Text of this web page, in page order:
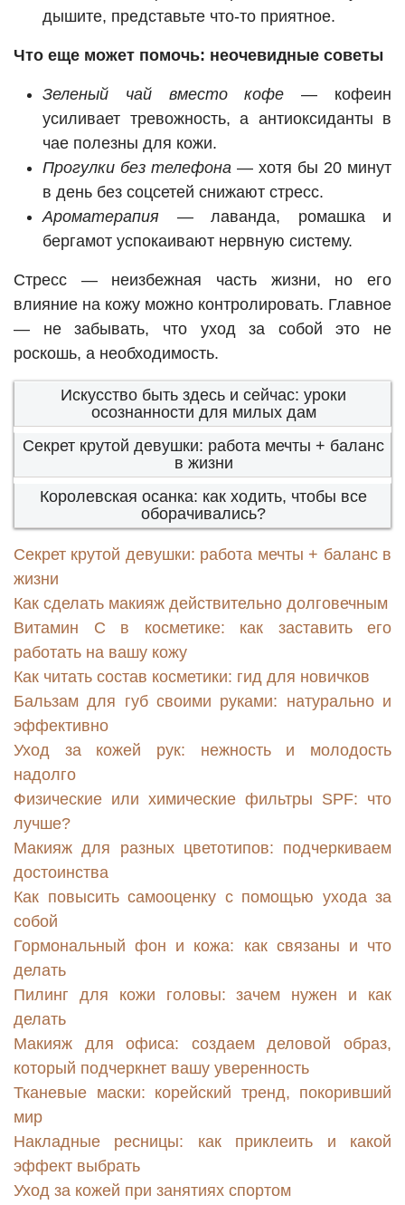
дышите, представьте что-то приятное.
Что еще может помочь: неочевидные советы
Зеленый чай вместо кофе — кофеин
усиливает тревожность, а антиоксиданты в
чае полезны для кожи.
Прогулки без телефона — хотя бы 20 минут
в день без соцсетей снижают стресс.
Ароматерапия — лаванда, ромашка и
бергамот успокаивают нервную систему.
Стресс — неизбежная часть жизни, но его
влияние на кожу можно контролировать. Главное
— не забывать, что уход за собой это не
роскошь, а необходимость.
Искусство быть здесь и сейчас: уроки
осознанности для милых дам
Секрет крутой девушки: работа мечты + баланс
в жизни
Королевская осанка: как ходить, чтобы все
оборачивались?
Секрет крутой девушки: работа мечты + баланс в
жизни
Как сделать макияж действительно долговечным
Витамин С в косметике: как заставить его
работать на вашу кожу
Как читать состав косметики: гид для новичков
Бальзам для губ своими руками: натурально и
эффективно
Уход за кожей рук: нежность и молодость
надолго
Физические или химические фильтры SPF: что
лучше?
Макияж для разных цветотипов: подчеркиваем
достоинства
Как повысить самооценку с помощью ухода за
собой
Гормональный фон и кожа: как связаны и что
делать
Пилинг для кожи головы: зачем нужен и как
делать
Макияж для офиса: создаем деловой образ,
который подчеркнет вашу уверенность
Тканевые маски: корейский тренд, покоривший
мир
Накладные ресницы: как приклеить и какой
эффект выбрать
Уход за кожей при занятиях спортом